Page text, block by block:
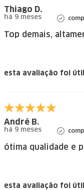
Thiago D.
há 9 meses
Top demais,
esta avaliação foi
André B.
há 9 meses
ótima qualidade e
esta avaliação foi